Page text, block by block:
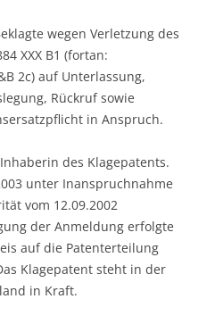
wegen Verletzung des
XXX B1 (fortan:
2c) auf Unterlassung,
Rückruf sowie
in Anspruch.
des Klagepatents.
unter Inanspruchnahme
vom 12.09.2002
der Anmeldung erfolgte
auf die Patenterteilung
Klagepatent steht in der
in Kraft.